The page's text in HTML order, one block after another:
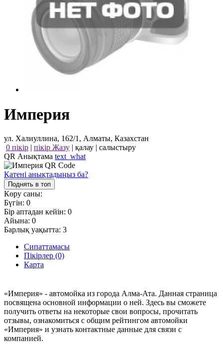
Империя
ул. Халиуллина, 162/1, Алматы, Казахстан
0 пікір | пікір Жазу | қалау | салыстыру
QR Анықтама text_what
Қатені анықтадыңыз ба?
Поднять в топ
Көру саны:
Бүгін: 0
Бір аптадан кейін: 0
Айына: 0
Барлық уақытта: 3
Сипаттамасы
Пікірлер (0)
Карта
«Империя» - автомойка из города Алма-Ата. Данная страница
посвящена основной информации о ней. Здесь вы сможете
получить ответы на некоторые свои вопросы, прочитать
отзывы, ознакомиться с общим рейтингом автомойки
«Империя» и узнать контактные данные для связи с
компанией.